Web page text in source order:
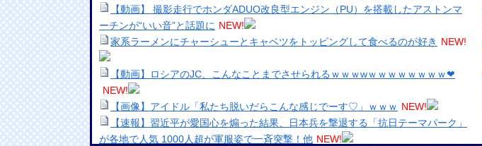
【動画】 撮影走行でホンダADUO改良型エンジン（PU）を搭載したアストンマ
ーチンが“いい音”と話題に NEW!
家系ラーメンにチャーシューとキャベツをトッピングして食べるのが好き NEW!
【動画】ロシアのJC、こんなことまでさせられるｗｗｗwｗｗｗｗｗｗｗｗ❤
NEW!
【画像】アイドル「私たち脱いだらこんな感じでーす♡」ｗｗｗ NEW!
【速報】習近平が愛国心を煽った結果、日本兵を撃退する「抗日テーマパーク」
が各地で人気 1000人超が軍服姿で一斉突撃！他 NEW!